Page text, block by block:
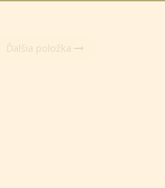
Ďalšia položka